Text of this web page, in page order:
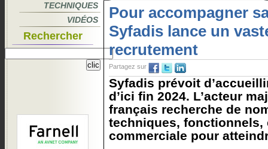
TECHNIQUES
VIDÉOS
Rechercher
Pour accompagner
Syfadis lance un
recrutement
Partagez sur
Syfadis prévoit
d’ici fin 2024. L’acteur
français recherche de
techniques, fonctionnels,
commerciale pour